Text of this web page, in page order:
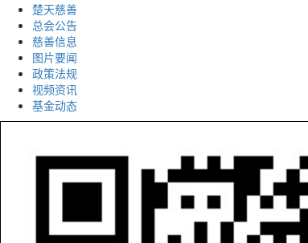
楚天慈善
总会公告
慈善信息
图片要闻
政策法规
视频资讯
基金动态